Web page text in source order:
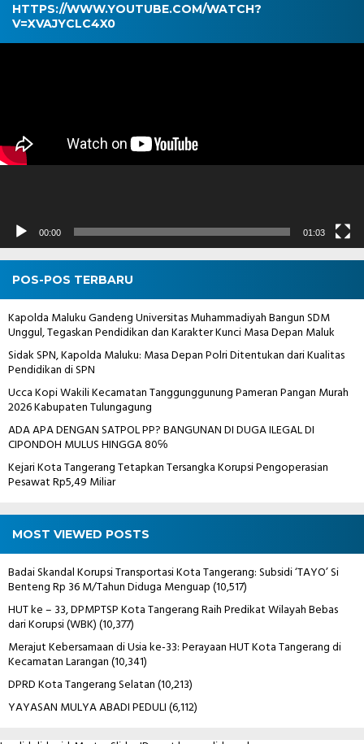
HTTPS://WWW.YOUTUBE.COM/WATCH?
V=XVAJYCLC4X0
Pemutar
00:00 01:03
POS-POS TERBARU
Kapolda Maluku Gandeng Universitas Muhammadiyah Bangun SDM
Unggul, Tegaskan Pendidikan dan Karakter Kunci Masa Depan Maluk
Sidak SPN, Kapolda Maluku: Masa Depan Polri Ditentukan dari Kualitas
Pendidikan di SPN
Ucca Kopi Wakili Kecamatan Tanggunggunung Pameran Pangan Murah
2026 Kabupaten Tulungagung
ADA APA DENGAN SATPOL PP? BANGUNAN DI DUGA ILEGAL DI
CIPONDOH MULUS HINGGA 80℅
Kejari Kota Tangerang Tetapkan Tersangka Korupsi Pengoperasian
Pesawat Rp5,49 Miliar
MOST VIEWED POSTS
Badai Skandal Korupsi Transportasi Kota Tangerang: Subsidi ‘TAYO’ Si
Benteng Rp 36 M/Tahun Diduga Menguap(10,517)
HUT ke – 33, DPMPTSP Kota Tangerang Raih Predikat Wilayah Bebas
dari Korupsi (WBK)(10,377)
Merajut Kebersamaan di Usia ke-33: Perayaan HUT Kota Tangerang di
Kecamatan Larangan(10,341)
DPRD Kota Tangerang Selatan(10,213)
YAYASAN MULYA ABADI PEDULI(6,112)